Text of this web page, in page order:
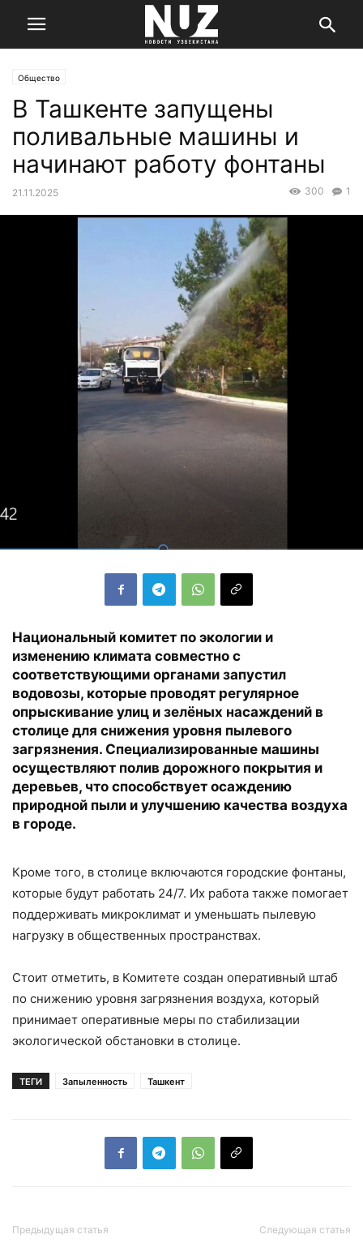
Общество
В Ташкенте запущены
поливальные машины и
начинают работу фонтаны
21.11.2025 1
300
Национальный комитет по экологии и
изменению климата совместно с
соответствующими органами запустил
водовозы, которые проводят регулярное
опрыскивание улиц и зелёных насаждений в
столице для снижения уровня пылевого
загрязнения. Специализированные машины
осуществляют полив дорожного покрытия и
деревьев, что способствует осаждению
природной пыли и улучшению качества воздуха
в городе.
Кроме того, в столице включаются городские фонтаны,
которые будут работать 24/7. Их работа также помогает
поддерживать микроклимат и уменьшать пылевую
нагрузку в общественных пространствах.
Стоит отметить, в Комитете создан оперативный штаб
по снижению уровня загрязнения воздуха, который
принимает оперативные меры по стабилизации
экологической обстановки в столице.
ТЕГИ Запыленность Ташкент
Предыдущая статья Следующая статья